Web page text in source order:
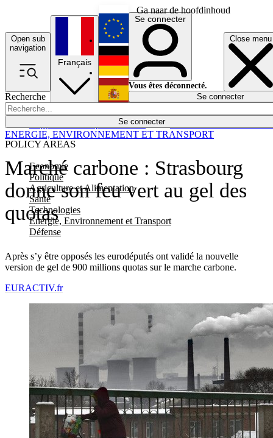
Ga naar de hoofdinhoud
Open sub
navigation
Close menu
Recherche
Se connecter
POLICY AREAS
Economie
Politique
Agriculture et Alimentation
Santé
Technologies
Energie, Environnement et Transport
Défense
Économie
Français
English
Deutsch
Español
Se connecter
Vous êtes déconnecté.
Se connecter
Marché carbone : Strasbourg
donne son feu vert au gel des
quotas
Après s’y être opposés les eurodéputés ont validé la nouvelle
version de gel de 900 millions quotas sur le marche carbone.
ENERGIE, ENVIRONNEMENT ET TRANSPORT
EURACTIV.fr